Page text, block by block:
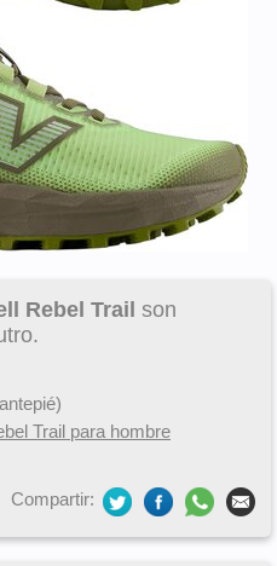
Rebel Trail son
Trail para hombre
Compartir: